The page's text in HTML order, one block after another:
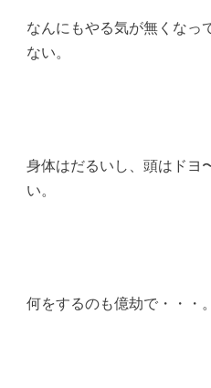
なんにもやる気が無くなっ
ない。
身体はだるいし、頭はドヨ
い。
何をするのも億劫で・・・。